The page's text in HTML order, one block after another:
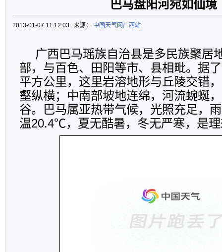
巴马盘阳河宛如仙境
2013-01-07 11:12:03 来源： 中国天气网广西站
广西巴马瑶族自治县是多民族聚居
部，与百色、田阳等市、县相毗。据
平方公里，这里岩溶地形与丘陵交错
壑纵横；中南部坡地连绵，河流蜿蜒
谷。巴马属亚热带气候，光照充足，
温20.4℃，夏无酷暑，冬无严寒，是